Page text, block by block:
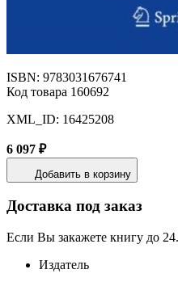
ISBN: 9783031676741
Код товара 160692
XML_ID: 16425208
6 097 ₽
Добавить в корзину
Доставка под заказ
Если Вы закажете книгу до
Издатель